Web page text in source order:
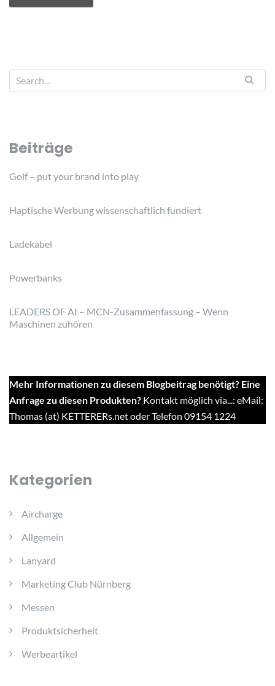
Beiträge
Golf – put your brand into play
Haptische Werbung wissenschaftlich fundiert
Ladekabel
Powerbanks
LEADERS OF AI – MCN-Zusammenfassung – Wenn
Maschinen zuhören
Mehr Informationen zu diesem Blogbeitrag benötigt? Eine
Anfrage zu diesen Produkten? Kontakt möglich via...: eMail:
Thomas (at) KETTERERs.net oder Telefon 09154 1224
Kategorien
Aircharge
Allgemein
Lanyard
Marketing Club Nürnberg
Messen
Produktsicherheit
Werbeartikel